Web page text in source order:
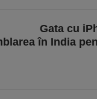
Gata cu
în India